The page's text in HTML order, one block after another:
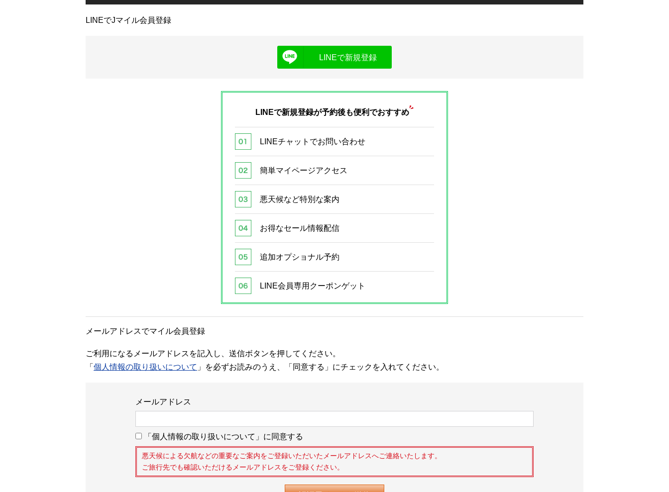
LINEでJマイル会員登録
LINEで新規登録
LINEで新規登録が予約後も便利でおすすめ
LINEチャットでお問い合わせ
簡単マイページアクセス
悪天候など特別な案内
お得なセール情報配信
追加オプショナル予約
LINE会員専用クーポンゲット
メールアドレスでマイル会員登録
ご利用になるメールアドレスを記入し、送信ボタンを押してください。
「 個人情報の取り扱いについて 」を必ずお読みのうえ、「同意する」にチェックを入れてください。
メールアドレス
「個人情報の取り扱いについて」に同意する
悪天候による欠航などの重要なご案内をご登録いただいたメールアドレスへご連絡いたします。
ご旅行先でも確認いただけるメールアドレスをご登録ください。